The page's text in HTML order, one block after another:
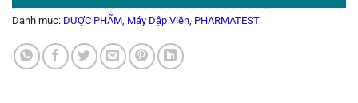
Danh mục: DƯỢC PHẨM Máy Dập Viên PHARMATEST